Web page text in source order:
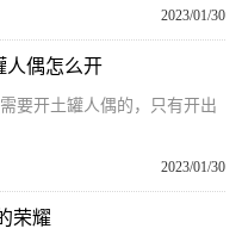
2023/01/30
人偶怎么开
要开土罐人偶的，只有开出
2023/01/30
荣耀